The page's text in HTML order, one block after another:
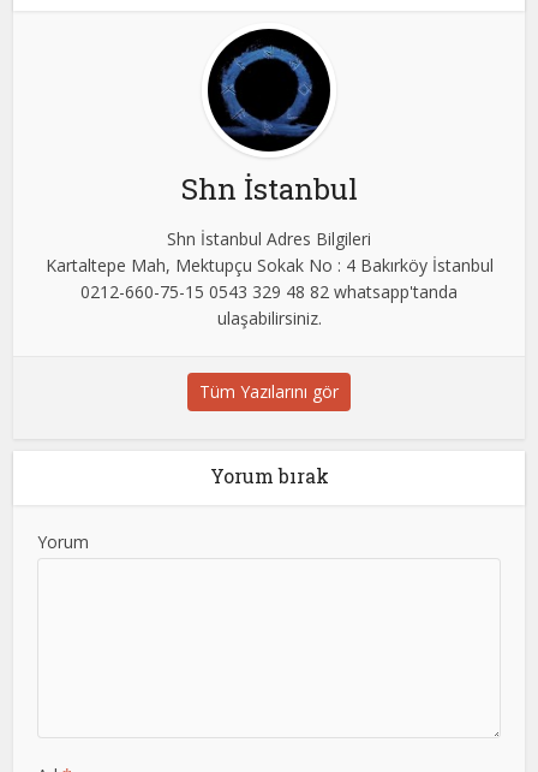
Shn İstanbul
Shn İstanbul Adres Bilgileri
Kartaltepe Mah, Mektupçu Sokak No : 4 Bakırköy İstanbul
0212-660-75-15 0543 329 48 82 whatsapp'tanda
ulaşabilirsiniz.
Tüm Yazılarını gör
Yorum bırak
Yorum